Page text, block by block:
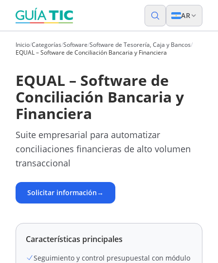
AR
Inicio/Categorías/Software/Software de Tesorería, Caja y Bancos/
EQUAL – Software de Conciliación Bancaria y Financiera
EQUAL – Software de
Conciliación Bancaria y
Financiera
Suite empresarial para automatizar
conciliaciones financieras de alto volumen
transaccional
Solicitar información→
Características principales
Seguimiento y control presupuestal con módulo